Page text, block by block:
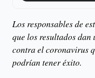
Los responsables de
que los resultados dan
contra el coronavirus
podrían tener éxito.